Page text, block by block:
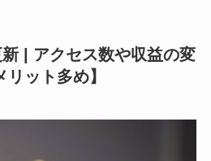
| アクセス数や収益の変
ット多め】